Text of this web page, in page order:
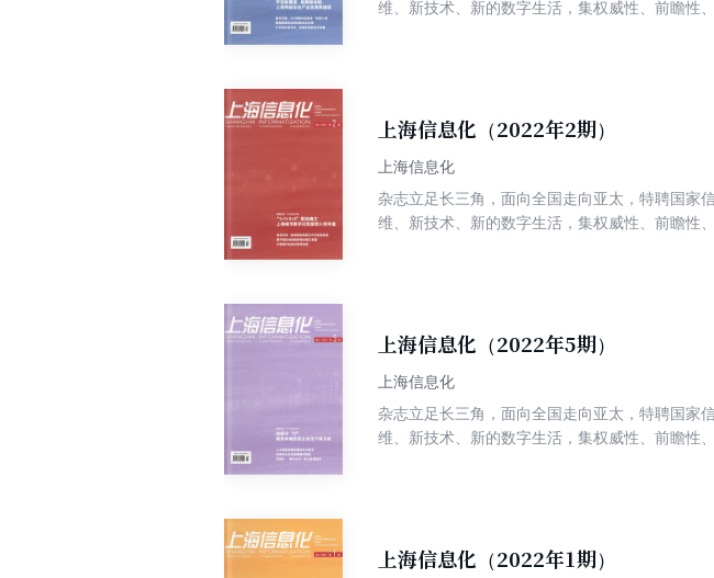
维、新技术、新的数字生活，集权威性、前瞻性
上海信息化（2022年2期）
上海信息化
杂志立足长三角，面向全国走向亚太，特聘国家
维、新技术、新的数字生活，集权威性、前瞻性
上海信息化（2022年5期）
上海信息化
杂志立足长三角，面向全国走向亚太，特聘国家
维、新技术、新的数字生活，集权威性、前瞻性
上海信息化（2022年1期）